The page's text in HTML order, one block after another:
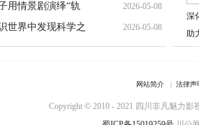
用情景剧演绎“轨
2026-05-08
世界中发现科学之
2026-05-08
深
助
网站简介| 法律声
Copyright © 2010 - 2021 四川非凡魅力影